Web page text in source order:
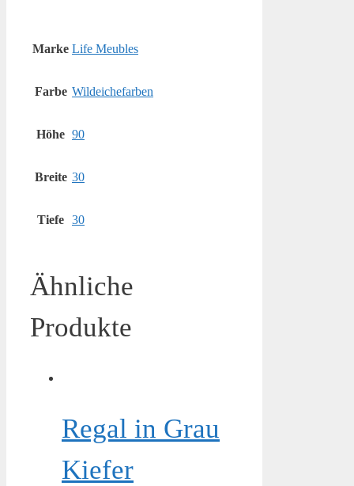
Marke Life Meubles
Farbe Wildeichefarben
Höhe 90
Breite 30
Tiefe 30
Ähnliche
Produkte
Regal in Grau
Kiefer